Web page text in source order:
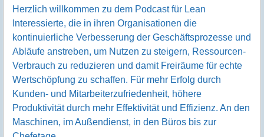
Herzlich willkommen zu dem Podcast für Lean
Interessierte, die in ihren Organisationen die
kontinuierliche Verbesserung der Geschäftsprozesse und
Abläufe anstreben, um Nutzen zu steigern, Ressourcen-
Verbrauch zu reduzieren und damit Freiräume für echte
Wertschöpfung zu schaffen. Für mehr Erfolg durch
Kunden- und Mitarbeiterzufriedenheit, höhere
Produktivität durch mehr Effektivität und Effizienz. An den
Maschinen, im Außendienst, in den Büros bis zur